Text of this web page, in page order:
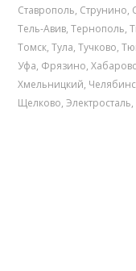
Ставрополь, Струнино,
Тель-Авив,Тернополь,
Томск,Тула,Тучково,
Уфа, Фрязино,
Хмельницкий,
Щелково,Электросталь,